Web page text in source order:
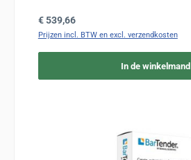
Normale prijs:
€ 539,66
Prijzen incl. BTW en excl. verzendkosten
In de winkelmand